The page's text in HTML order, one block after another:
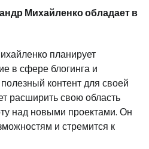
Михайленко обладает в
планирует
в сфере блогинга и
контент для своей
расширить свою область
над новыми проектами. Он
и стремится к